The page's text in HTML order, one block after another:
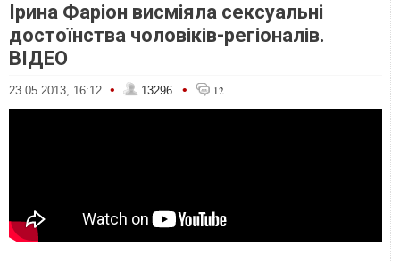
Ірина Фаріон висміяла сексуальні
достоїнства чоловіків-регіоналів.
ВІДЕО
23.05.2013, 16:12 • 13296 • 12